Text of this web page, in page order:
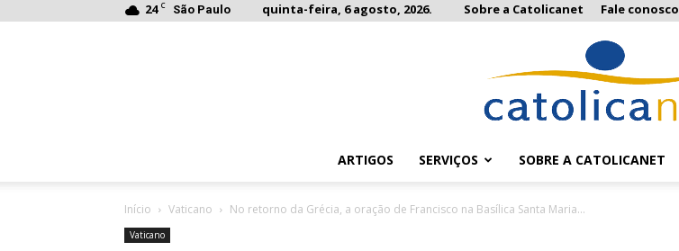
24 C São Paulo quinta-feira, 6 agosto, 2026. Sobre a Catolicanet Fale conosco
ARTIGOS SERVIÇOS SOBRE A CATOLICANET
Início Vaticano No retorno da Grécia, a oração de Francisco na Basílica Santa Maria...
Vaticano